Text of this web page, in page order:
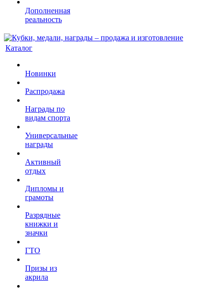
Дополненная
реальность
Каталог
Новинки
Распродажа
Награды по
видам спорта
Универсальные
награды
Активный
отдых
Дипломы и
грамоты
Разрядные
книжки и
значки
ГТО
Призы из
акрила